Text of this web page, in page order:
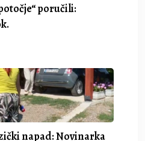
poručili:
napad: Novinarka